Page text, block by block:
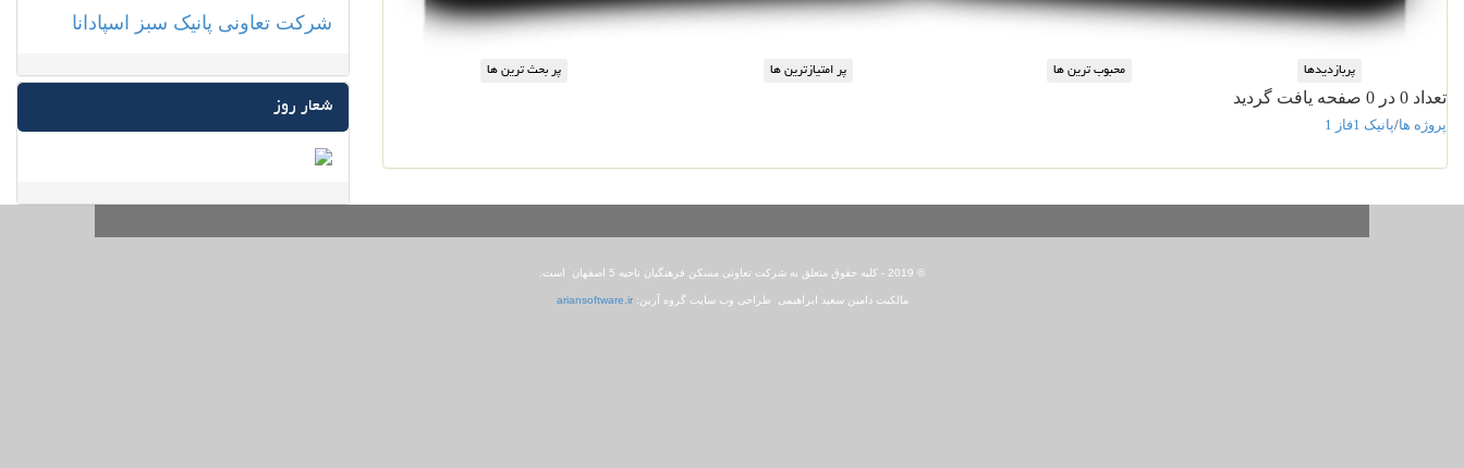
تعداد 0 در 0 صفحه یافت گردید
پروژه ها/پانیک 1فاز 1
شرکت تعاونی پانیک سبز اسپادانا
شعار روز
© 2019 - کلیه حقوق متعلق به شرکت تعاونی مسکن فرهنگیان ناحیه 5 اصفهان است.
مالکیت دامین سعید ابراهیمی طراحی وب سایت گروه آرین:ariansoftware.ir